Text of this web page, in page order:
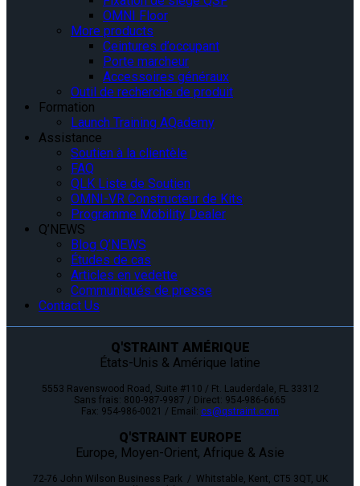
OMNI Floor
More products
Ceintures d’occupant
Porte marcheur
Accessoires généraux
Outil de recherche de produit
Formation
Launch Training AQademy
Assistance
Soutien à la clientèle
FAQ
QLK Liste de Soutien
OMNI-VR Constructeur de Kits
Programme Mobility Dealer
Q’NEWS
Blog Q’NEWS
Études de cas
Articles en vedette
Communiqués de presse
Contact Us
Q'STRAINT AMÉRIQUE
États-Unis & Amérique latine
5553 Ravenswood Road, Suite #110 / Ft. Lauderdale, FL 33312
Sans frais: 800-987-9987 / Direct: 954-986-6665
Fax: 954-986-0021 / Email: cs@qstraint.com
Q'STRAINT EUROPE
Europe, Moyen-Orient, Afrique & Asie
72-76 John Wilson Business Park / Whitstable, Kent, CT5 3QT, UK